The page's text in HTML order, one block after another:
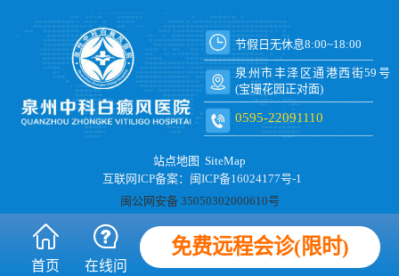
节假日无休息8:00~18:00
泉州市丰泽区通港西街59号
(宝珊花园正对面)
0595-22091110
站点地图 SiteMap
互联网ICP备案：闽ICP备16024177号-1
闽公网安备 35050302000610号
首页 在线问
免费远程会诊(限时)